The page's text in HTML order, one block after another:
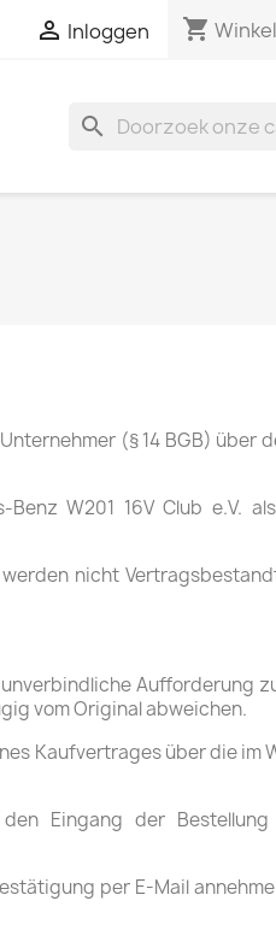
 Inloggen shopping_cart
search
(§ 14 BGB) über
W201 16V Club e.V.
nicht
Aufforderung
vom Original abweichen.
Kaufvertrages über die im
Eingang der
per E-Mail